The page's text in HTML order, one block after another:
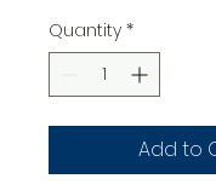
Quantity *
Add to